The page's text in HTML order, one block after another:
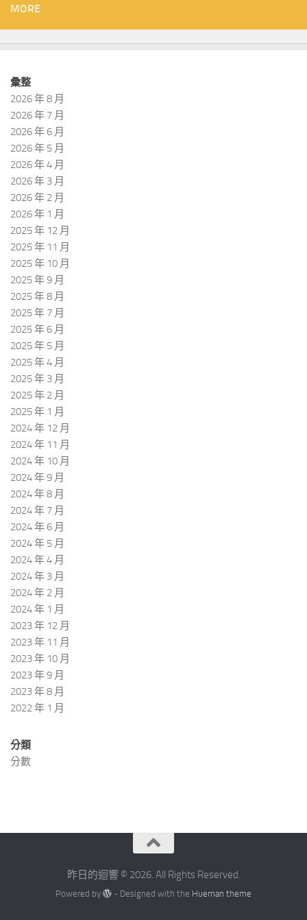
MORE
彙整
2026 年 8 月
2026 年 7 月
2026 年 6 月
2026 年 5 月
2026 年 4 月
2026 年 3 月
2026 年 2 月
2026 年 1 月
2025 年 12 月
2025 年 11 月
2025 年 10 月
2025 年 9 月
2025 年 8 月
2025 年 7 月
2025 年 6 月
2025 年 5 月
2025 年 4 月
2025 年 3 月
2025 年 2 月
2025 年 1 月
2024 年 12 月
2024 年 11 月
2024 年 10 月
2024 年 9 月
2024 年 8 月
2024 年 7 月
2024 年 6 月
2024 年 5 月
2024 年 4 月
2024 年 3 月
2024 年 2 月
2024 年 1 月
2023 年 12 月
2023 年 11 月
2023 年 10 月
2023 年 9 月
2023 年 8 月
2022 年 1 月
分類
分數
昨日的迴響 © 2026. All Rights Reserved.
Powered by - Designed with the Hueman theme